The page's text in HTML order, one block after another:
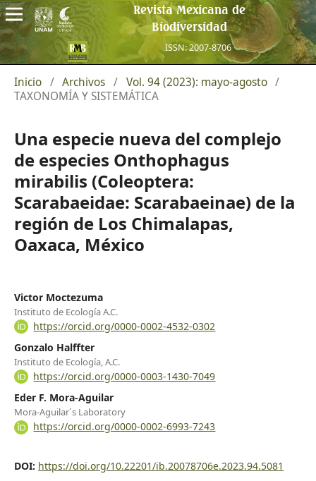
Revista Mexicana de
Biodiversidad
ISSN: 2007-8706
Inicio / Archivos / Vol. 94 (2023): mayo-agosto /
TAXONOMÍA Y SISTEMÁTICA
Una especie nueva del complejo
de especies Onthophagus
mirabilis (Coleoptera:
Scarabaeidae: Scarabaeinae) de la
región de Los Chimalapas,
Oaxaca, México
Victor Moctezuma
Instituto de Ecología A.C.
https://orcid.org/0000-0002-4532-0302
Gonzalo Halffter
Instituto de Ecología, A.C.
https://orcid.org/0000-0003-1430-7049
Eder F. Mora-Aguilar
Mora-Aguilar´s Laboratory
https://orcid.org/0000-0002-6993-7243
DOI: https://doi.org/10.22201/ib.20078706e.2023.94.5081